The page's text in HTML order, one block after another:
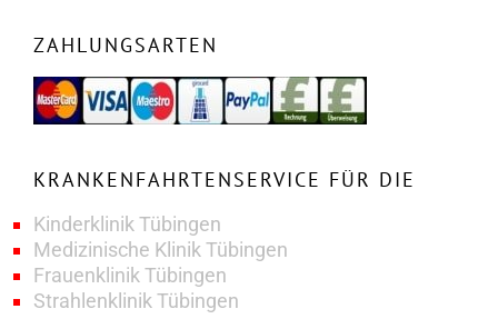
ZAHLUNGSARTEN
KRANKENFAHRTENSERVICE FÜR DIE
Kinderklinik Tübingen
Medizinische Klinik Tübingen
Frauenklinik Tübingen
Strahlenklinik Tübingen